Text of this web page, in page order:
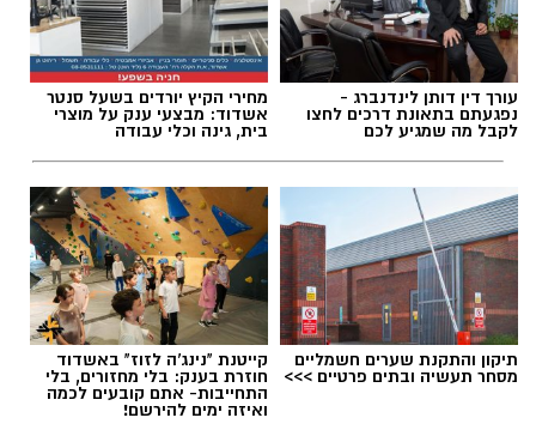
עורך דין דותן לינדנברג -
נפגעתם בתאונת דרכים לחצו
לקבל מה שמגיע לכם
מחירי הקיץ יורדים בשעל סנטר
אשדוד: מבצעי ענק על מוצרי
בית, גינה וכלי עבודה
תיקון והתקנת שערים חשמליים
מסחר תעשיה ובתים פרטיים >>>
קייטנת "נינג'ה לזוז" באשדוד
חוזרת בענק: בלי מחזורים, בלי
התחייבות- אתם קובעים לכמה
ואיזה ימים להירשם!